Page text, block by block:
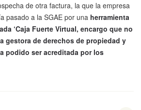
de otra factura, la que la empresa
pasado a la SGAE por una herramienta
‘Caja Fuerte Virtual, encargo que no
gestora de derechos de propiedad y
podido ser acreditada por los